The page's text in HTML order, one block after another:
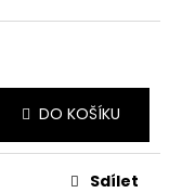
DO KOŠÍKU
Sdílet